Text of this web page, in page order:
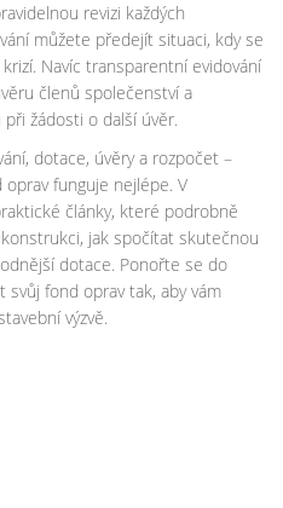
revizi každých
můžete předejít situaci, kdy se
Navíc transparentní evidování
členů společenství a
žádosti o další úvěr.
dotace, úvěry a rozpočet –
funguje nejlépe. V
články, které podrobně
jak spočítat skutečnou
dotace. Ponořte se do
fond oprav tak, aby vám
výzvě.